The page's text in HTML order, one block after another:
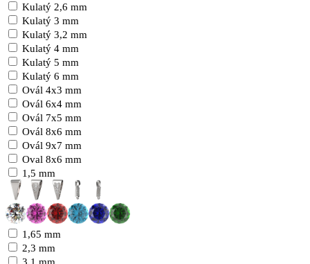
Kulatý 2,6 mm
Kulatý 3 mm
Kulatý 3,2 mm
Kulatý 4 mm
Kulatý 5 mm
Kulatý 6 mm
Ovál 4x3 mm
Ovál 6x4 mm
Ovál 7x5 mm
Ovál 8x6 mm
Ovál 9x7 mm
Oval 8x6 mm
1,5 mm
1,65 mm
2,3 mm